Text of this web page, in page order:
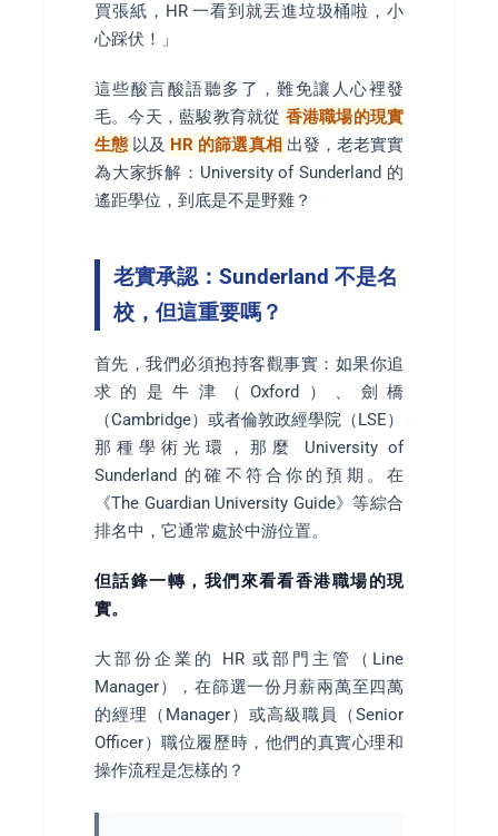
買張紙，HR 一看到就丟進垃圾桶啦，小
心踩伏！」
這些酸言酸語聽多了，難免讓人心裡發
毛。今天，藍駿教育就從 香港職場的現實
生態 以及 HR 的篩選真相 出發，老老實實
為大家拆解：University of Sunderland 的
遙距學位，到底是不是野雞？
老實承認：Sunderland 不是名
校，但這重要嗎？
首先，我們必須抱持客觀事實：如果你追
求的是牛津（Oxford）、劍橋
（Cambridge）或者倫敦政經學院（LSE）
那種學術光環，那麼 University of
Sunderland 的確不符合你的預期。在
《The Guardian University Guide》等綜合
排名中，它通常處於中游位置。
但話鋒一轉，我們來看看香港職場的現
實。
大部份企業的 HR 或部門主管（Line
Manager），在篩選一份月薪兩萬至四萬
的經理（Manager）或高級職員（Senior
Officer）職位履歷時，他們的真實心理和
操作流程是怎樣的？